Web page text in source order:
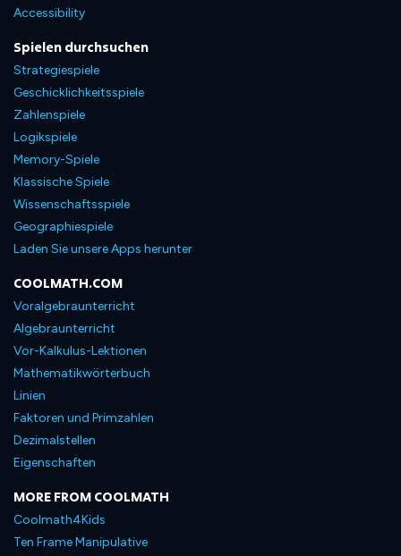
Accessibility
Spielen durchsuchen
Strategiespiele
Geschicklichkeitsspiele
Zahlenspiele
Logikspiele
Memory-Spiele
Klassische Spiele
Wissenschaftsspiele
Geographiespiele
Laden Sie unsere Apps herunter
COOLMATH.COM
Voralgebraunterricht
Algebraunterricht
Vor-Kalkulus-Lektionen
Mathematikwörterbuch
Linien
Faktoren und Primzahlen
Dezimalstellen
Eigenschaften
MORE FROM COOLMATH
Coolmath4Kids
Ten Frame Manipulative